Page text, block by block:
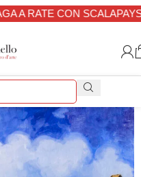
A RATE CON SCALAPAY